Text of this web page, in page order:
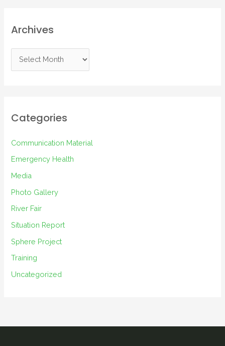
Archives
r
i
e
s
Categories
Communication Material
Emergency Health
Media
Photo Gallery
River Fair
Situation Report
Sphere Project
Training
Uncategorized